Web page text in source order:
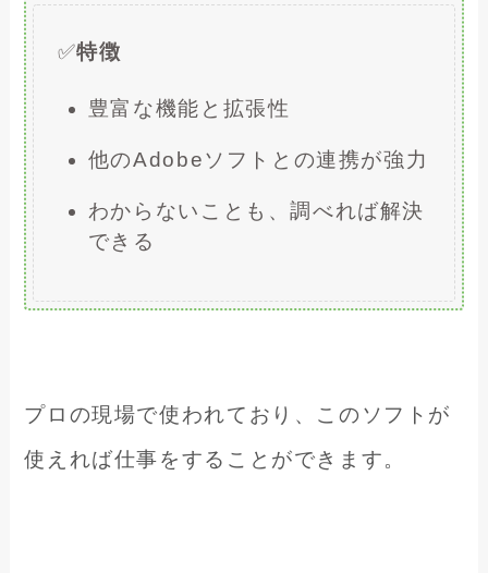
✅特徴
豊富な機能と拡張性
他のAdobeソフトとの連携が強力
わからないことも、調べれば解決
できる
プロの現場で使われており、このソフトが
使えれば仕事をすることができます。